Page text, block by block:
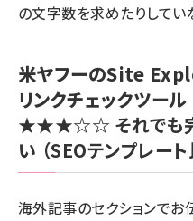
の文字数を求めたりしてい
米ヤフーのSite
リンクチェックツール
★★★☆☆ それでも
い （SEOテンプレート
海外記事のセクションでお